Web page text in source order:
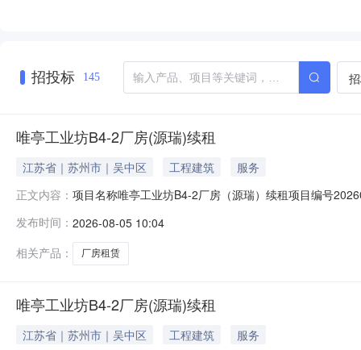
招投标 145
唯亭工业坊B4-2厂房(源瑞)续租
江苏省｜苏州市｜吴中区 工程建筑
服务
正文内容： 项目名称唯亭工业坊B4-2厂房（源瑞）续租项目编号
发布时间： 2026-08-05 10:04
相关产品：
厂房租赁
唯亭工业坊B4-2厂房(源瑞)续租
江苏省｜苏州市｜吴中区 工程建筑
服务